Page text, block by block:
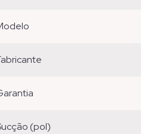
modelo
fabricante
garantia
sucção (pol)